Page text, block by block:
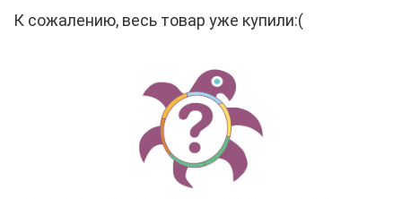
К сожалению, весь товар уже купили:(